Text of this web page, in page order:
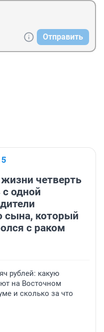
Отправить
четверть
одной
сына, который
с раком
рублей: какую
на Восточном
и сколько за что